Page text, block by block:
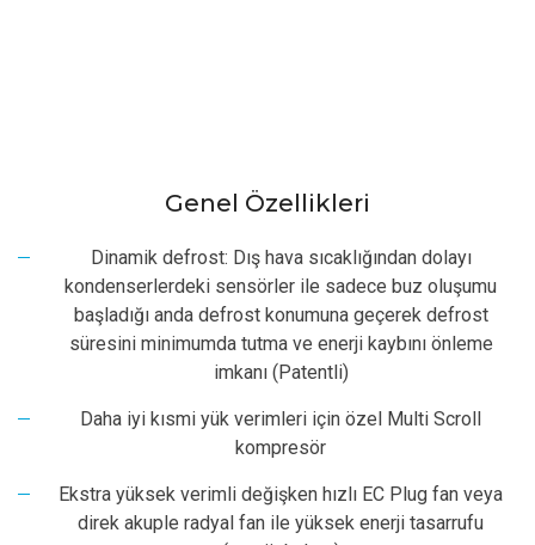
Genel Özellikleri
Dinamik defrost: Dış hava sıcaklığından dolayı
kondenserlerdeki sensörler ile sadece buz oluşumu
başladığı anda defrost konumuna geçerek defrost
süresini minimumda tutma ve enerji kaybını önleme
imkanı (Patentli)
Daha iyi kısmi yük verimleri için özel Multi Scroll
kompresör
Ekstra yüksek verimli değişken hızlı EC Plug fan veya
direk akuple radyal fan ile yüksek enerji tasarrufu